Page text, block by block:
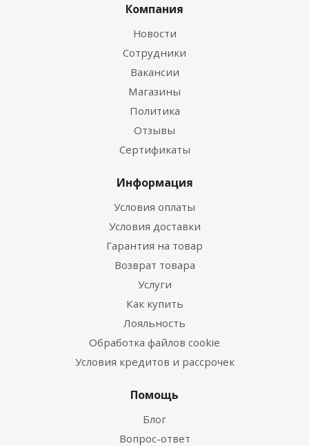
Компания
Новости
Сотрудники
Вакансии
Магазины
Политика
Отзывы
Сертификаты
Информация
Условия оплаты
Условия доставки
Гарантия на товар
Возврат товара
Услуги
Как купить
Лояльность
Обработка файлов cookie
Условия кредитов и рассрочек
Помощь
Блог
Вопрос-ответ